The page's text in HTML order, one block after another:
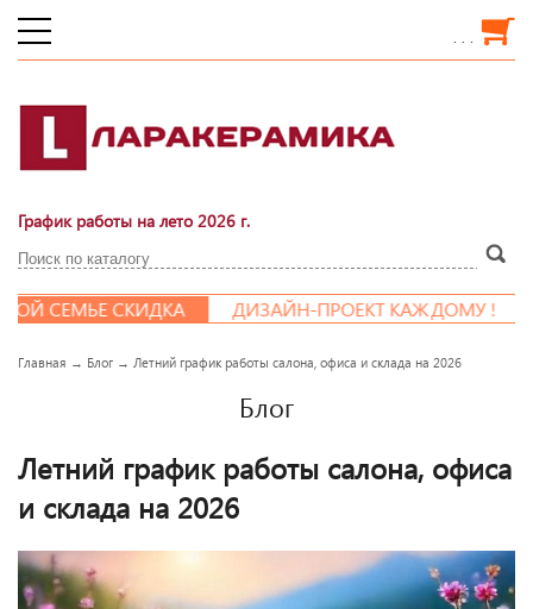
. . .
График работы на лето 2026 г.
СЕМЬЕ СКИДКА ДИЗАЙН-ПРОЕКТ КАЖДОМУ !
Главная → Блог → Летний график работы салона, офиса и склада на 2026
Блог
Летний график работы салона, офиса
и склада на 2026